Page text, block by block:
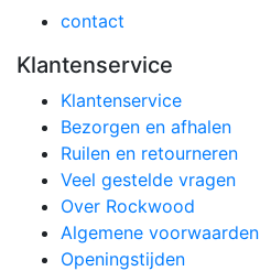
contact
Klantenservice
Klantenservice
Bezorgen en afhalen
Ruilen en retourneren
Veel gestelde vragen
Over Rockwood
Algemene voorwaarden
Openingstijden